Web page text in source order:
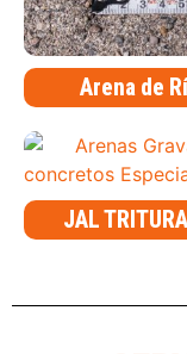
Arena de
JAL